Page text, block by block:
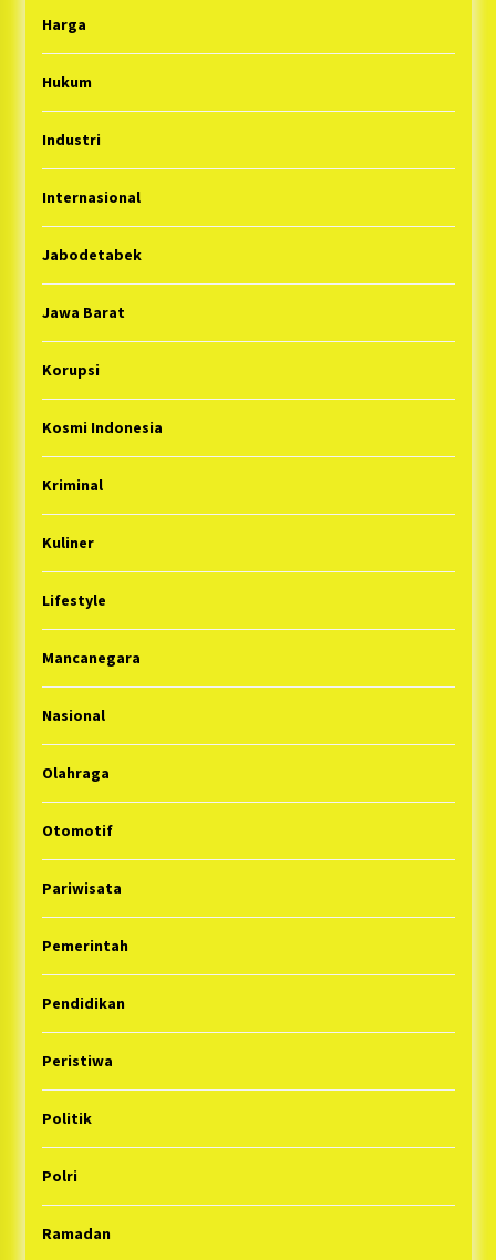
Harga
Hukum
Industri
Internasional
Jabodetabek
Jawa Barat
Korupsi
Kosmi Indonesia
Kriminal
Kuliner
Lifestyle
Mancanegara
Nasional
Olahraga
Otomotif
Pariwisata
Pemerintah
Pendidikan
Peristiwa
Politik
Polri
Ramadan